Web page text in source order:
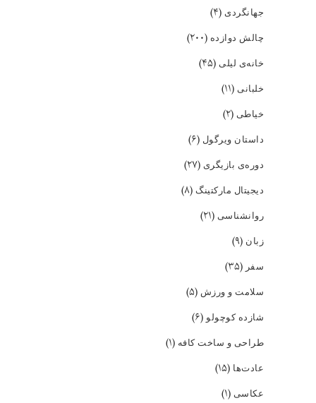
جهانگردی (۴)
چالش دوازده (۲۰۰)
خانه‌ی لیلی (۴۵)
خلبانی (۱۱)
خیاطی (۲)
داستان ویرگول (۶)
دوره‌ی بازیگری (۲۷)
دیجیتال مارکتینگ (۸)
روانشناسی (۲۱)
زبان (۹)
سفر (۳۵)
سلامت و ورزش (۵)
شازده کوچولو(۶)
طراحی و ساخت کافه (۱)
عادت‌ها (۱۵)
عکاسی (۱)